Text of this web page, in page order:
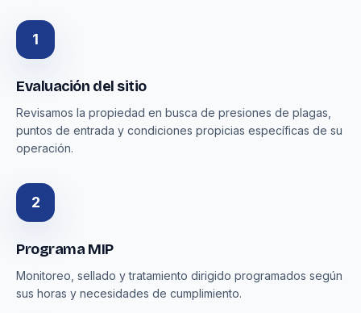
1
Evaluación del sitio
Revisamos la propiedad en busca de presiones de plagas,
puntos de entrada y condiciones propicias específicas de su
operación.
2
Programa MIP
Monitoreo, sellado y tratamiento dirigido programados según
sus horas y necesidades de cumplimiento.